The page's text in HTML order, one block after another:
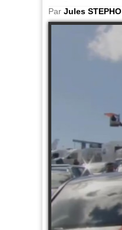
Par Jules STEPHO